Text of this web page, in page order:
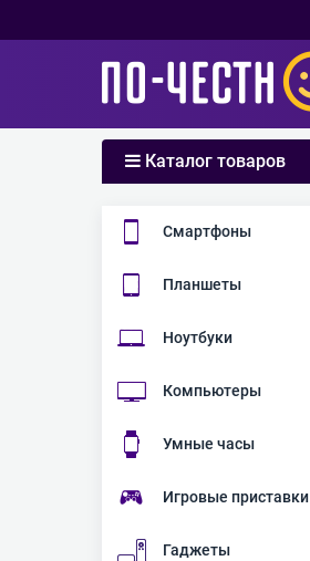
Каталог товаров
Смартфоны
Планшеты
Ноутбуки
Компьютеры
Умные часы
Игровые приставки
Гаджеты